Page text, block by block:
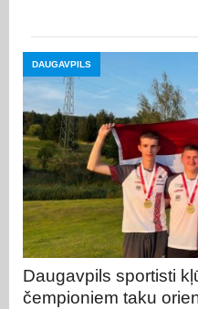
DAUGAVPILS
Daugavpils sportisti
čempioniem taku